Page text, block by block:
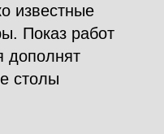
известные
Показ работ
дополнят
столы